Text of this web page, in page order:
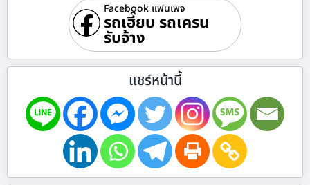
Facebook แฟนเพจ
รถเฮี๊ยบ รถเครน
รับจ้าง
แชร์หน้านี้